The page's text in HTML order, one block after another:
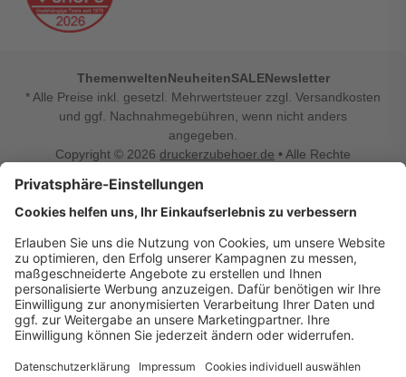
ThemenweltenNeuheitenSALENewsletter
* Alle Preise inkl. gesetzl. Mehrwertsteuer zzgl. Versandkosten
und ggf. Nachnahmegebühren, wenn nicht anders
angegeben.
Copyright © 2026 druckerzubehoer.de • Alle Rechte
Vertrag widerrufen
Druckerzubehoer.de – preiswerte Qualität für Ihr Office
Sie sind auf der Suche nach dem passenden Druckerzubehör
oder Zubehör für das Büro, den Computer oder Ihr
Smartphone? Dann sind Sie bei Druckerzubehoer.de genau
richtig! Unser breites Sortiment bietet unter anderem Tinte
und Toner für alle gängigen Druckermodelle – großer sowie
kleiner Hersteller. Zugleich sind wir Ihr Online Fachhandel für
einrichten, die Werkstatt ausstatten oder den Alltag mit